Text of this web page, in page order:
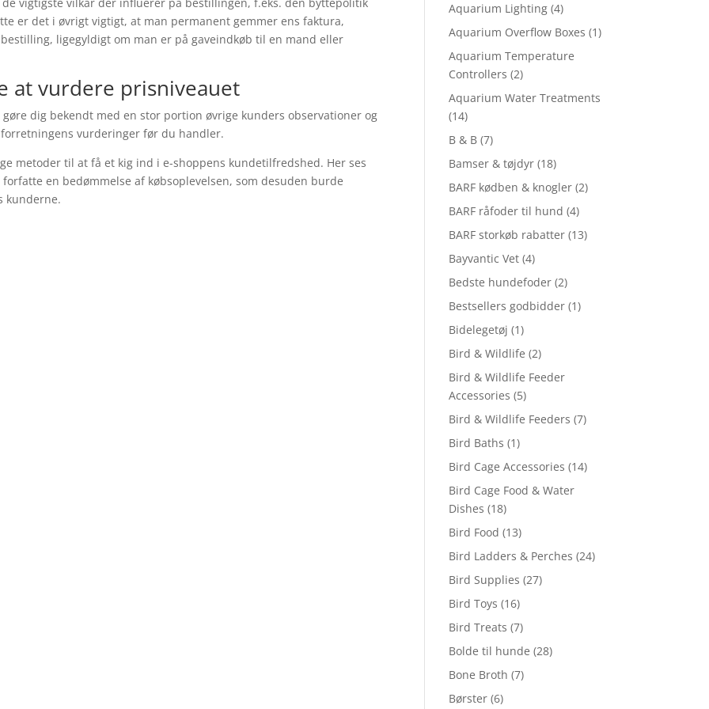
er det i øvrigt vigtigt, at man permanent gemmer ens faktura,
ligegyldigt om man er på gaveindkøb til en mand eller
at vurdere prisniveauet
dig bekendt med en stor portion øvrige kunders observationer og
vurderinger før du handler.
metoder til at få et kig ind i e-shoppens kundetilfredshed. Her ses
en bedømmelse af købsoplevelsen, som desuden burde
kunderne.
Aquarium Lighting (4)
Aquarium Overflow Boxes (1)
Aquarium Temperature
Controllers (2)
Aquarium Water Treatments
(14)
B & B (7)
Bamser & tøjdyr (18)
BARF kødben & knogler (2)
BARF råfoder til hund (4)
BARF storkøb rabatter (13)
Bayvantic Vet (4)
Bedste hundefoder (2)
Bestsellers godbidder (1)
Bidelegetøj (1)
Bird & Wildlife (2)
Bird & Wildlife Feeder
Accessories (5)
Bird & Wildlife Feeders (7)
Bird Baths (1)
Bird Cage Accessories (14)
Bird Cage Food & Water
Dishes (18)
Bird Food (13)
Bird Ladders & Perches (24)
Bird Supplies (27)
Bird Toys (16)
Bird Treats (7)
Bolde til hunde (28)
Bone Broth (7)
Børster (6)